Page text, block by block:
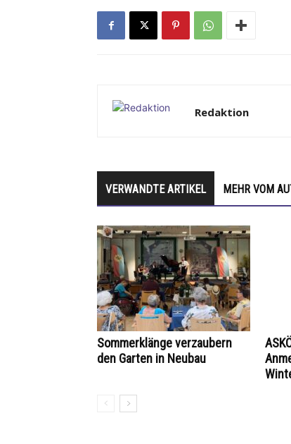
Redaktion
VERWANDTE ARTIKEL MEHR VOM
Sommerklänge verzaubern
den Garten in Neubau